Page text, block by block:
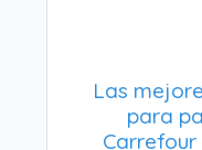
Las
para